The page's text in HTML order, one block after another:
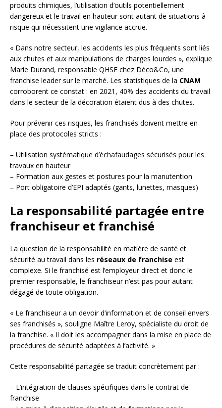
produits chimiques, l’utilisation d’outils potentiellement
dangereux et le travail en hauteur sont autant de situations à
risque qui nécessitent une vigilance accrue.
« Dans notre secteur, les accidents les plus fréquents sont liés
aux chutes et aux manipulations de charges lourdes », explique
Marie Durand, responsable QHSE chez Déco&Co, une
franchise leader sur le marché. Les statistiques de la CNAM
corroborent ce constat : en 2021, 40% des accidents du travail
dans le secteur de la décoration étaient dus à des chutes.
Pour prévenir ces risques, les franchisés doivent mettre en
place des protocoles stricts :
– Utilisation systématique d’échafaudages sécurisés pour les
travaux en hauteur
– Formation aux gestes et postures pour la manutention
– Port obligatoire d’EPI adaptés (gants, lunettes, masques)
La responsabilité partagée entre
franchiseur et franchisé
La question de la responsabilité en matière de santé et
sécurité au travail dans les réseaux de franchise est
complexe. Si le franchisé est l’employeur direct et donc le
premier responsable, le franchiseur n’est pas pour autant
dégagé de toute obligation.
« Le franchiseur a un devoir d’information et de conseil envers
ses franchisés », souligne Maître Leroy, spécialiste du droit de
la franchise. « Il doit les accompagner dans la mise en place de
procédures de sécurité adaptées à l’activité. »
Cette responsabilité partagée se traduit concrètement par :
– L’intégration de clauses spécifiques dans le contrat de
franchise